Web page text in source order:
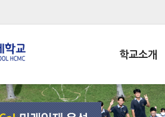
학교소개
학교장인사말
학생회장인사